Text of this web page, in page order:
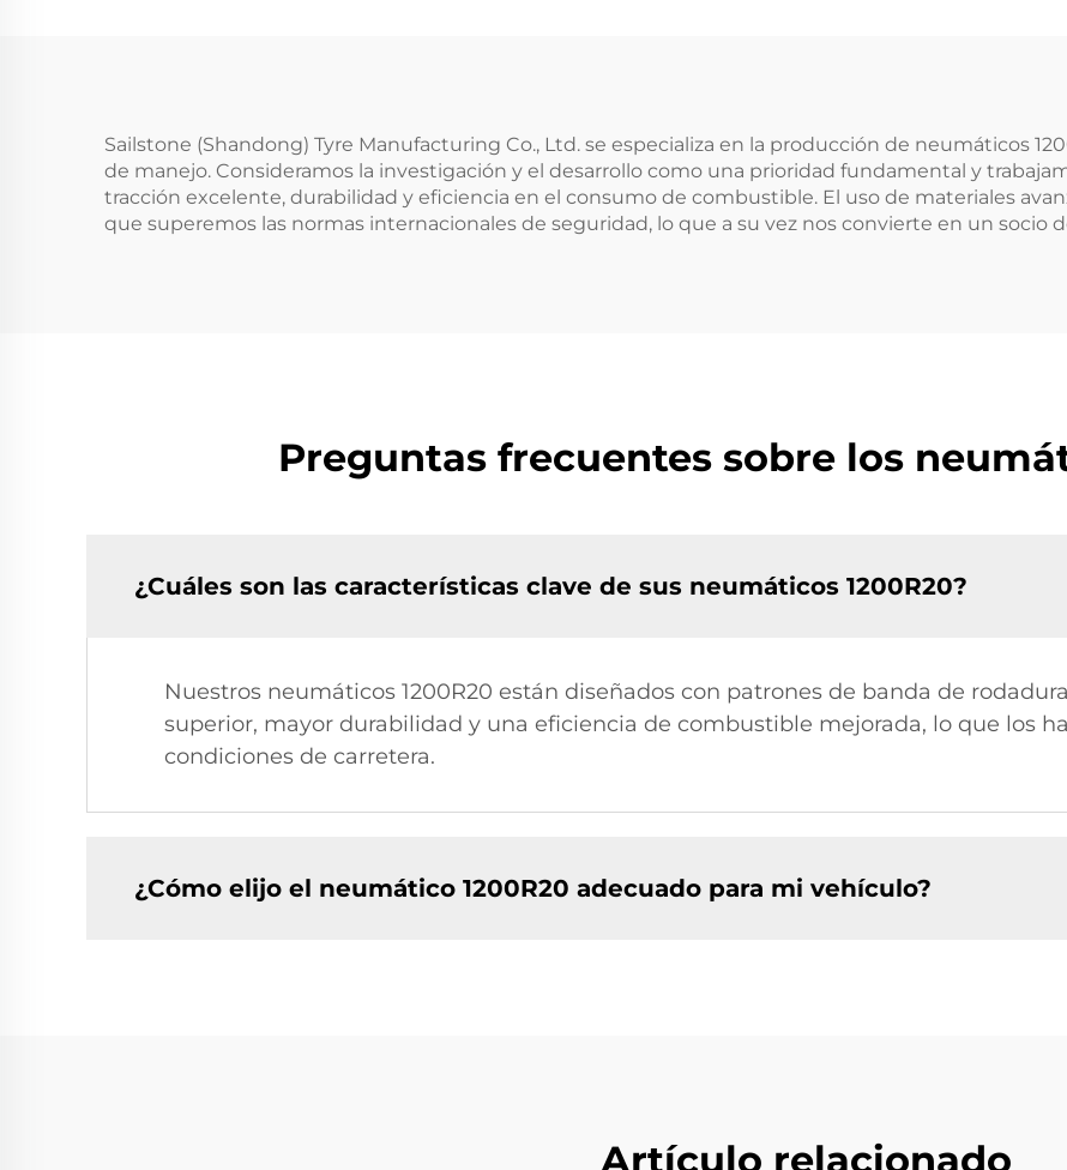
Sailstone (Shandong) Tyre Manufacturing Co., Ltd. se especializa en la producción de neumáticos
de manejo. Consideramos la investigación y el desarrollo como una prioridad fundamental y
tracción excelente, durabilidad y eficiencia en el consumo de combustible. El uso de materiales
que superemos las normas internacionales de seguridad, lo que a su vez nos convierte en un socio
Preguntas frecuentes sobre los
¿Cuáles son las características clave de sus neumáticos 1200R20?
Nuestros neumáticos 1200R20 están diseñados con patrones de banda de
superior, mayor durabilidad y una eficiencia de combustible mejorada, lo que los
condiciones de carretera.
¿Cómo elijo el neumático 1200R20 adecuado para mi vehículo?
Artículo relacionado